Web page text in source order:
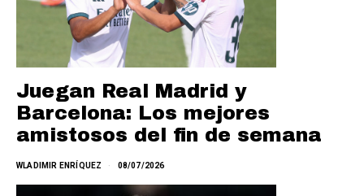
Juegan Real Madrid y
Barcelona: Los mejores
amistosos del fin de semana
WLADIMIR ENRÍQUEZ 08/07/2026